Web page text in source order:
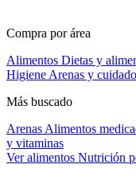
Compra por área
Alimentos Dietas y
Higiene Arenas y
Más buscado
Arenas Alimentos
y vitaminas
Ver alimentos Nutrición